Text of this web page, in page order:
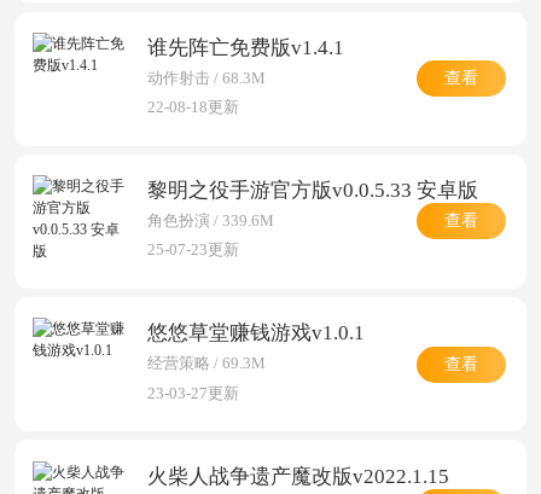
谁先阵亡免费版v1.4.1
动作射击 / 68.3M
22-08-18更新
查看
黎明之役手游官方版v0.0.5.33 安卓版
角色扮演 / 339.6M
25-07-23更新
查看
悠悠草堂赚钱游戏v1.0.1
经营策略 / 69.3M
23-03-27更新
查看
火柴人战争遗产魔改版v2022.1.15